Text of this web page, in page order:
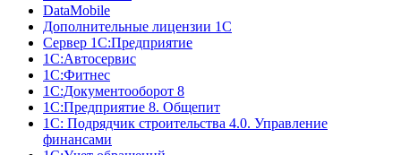
DataMobile
Дополнительные лицензии 1С
Сервер 1С:Предприятие
1С:Автосервис
1С:Фитнес
1С:Документооборот 8
1С:Предприятие 8. Общепит
1С: Подрядчик строительства 4.0. Управление
финансами